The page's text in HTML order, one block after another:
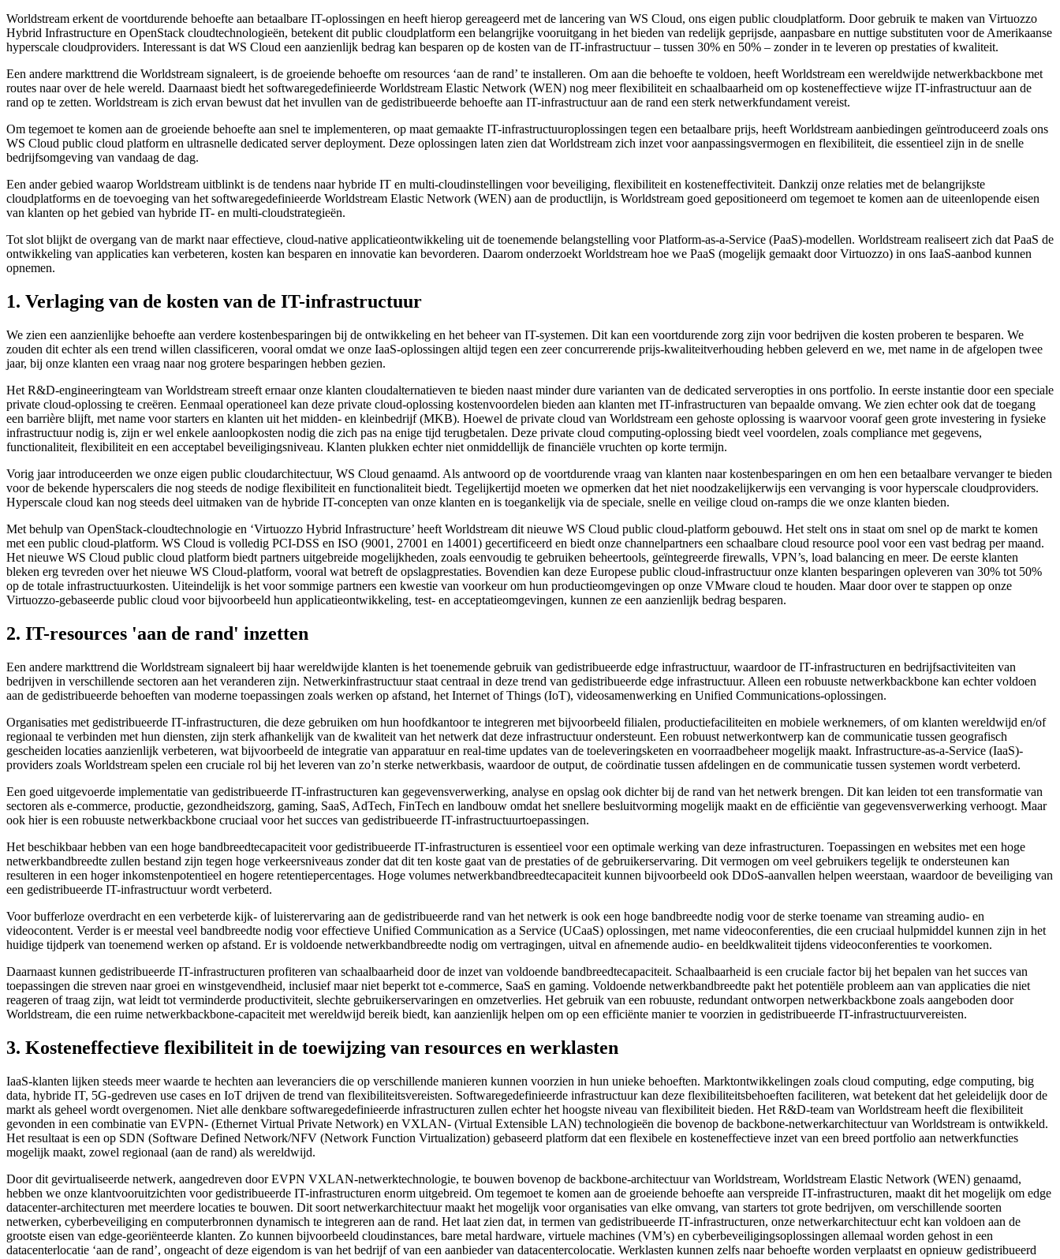
Worldstream erkent de voortdurende behoefte aan betaalbare IT-oplossingen en heeft hierop gereageerd met de lancering van WS Cloud, ons eigen public cloudplatform. Door gebruik te maken van Virtuozzo
Hybrid Infrastructure en OpenStack cloudtechnologieën, betekent dit public cloudplatform een belangrijke vooruitgang in het bieden van redelijk geprijsde, aanpasbare en nuttige substituten voor de Amerikaanse
hyperscale cloudproviders. Interessant is dat WS Cloud een aanzienlijk bedrag kan besparen op de kosten van de IT-infrastructuur – tussen 30% en 50% – zonder in te leveren op prestaties of kwaliteit.
Een andere markttrend die Worldstream signaleert, is de groeiende behoefte om resources ‘aan de rand’ te installeren. Om aan die behoefte te voldoen, heeft Worldstream een wereldwijde netwerkbackbone met
routes naar over de hele wereld. Daarnaast biedt het softwaregedefinieerde Worldstream Elastic Network (WEN) nog meer flexibiliteit en schaalbaarheid om op kosteneffectieve wijze IT-infrastructuur aan de
rand op te zetten. Worldstream is zich ervan bewust dat het invullen van de gedistribueerde behoefte aan IT-infrastructuur aan de rand een sterk netwerkfundament vereist.
Om tegemoet te komen aan de groeiende behoefte aan snel te implementeren, op maat gemaakte IT-infrastructuuroplossingen tegen een betaalbare prijs, heeft Worldstream aanbiedingen geïntroduceerd zoals ons
WS Cloud public cloud platform en ultrasnelle dedicated server deployment. Deze oplossingen laten zien dat Worldstream zich inzet voor aanpassingsvermogen en flexibiliteit, die essentieel zijn in de snelle
bedrijfsomgeving van vandaag de dag.
Een ander gebied waarop Worldstream uitblinkt is de tendens naar hybride IT en multi-cloudinstellingen voor beveiliging, flexibiliteit en kosteneffectiviteit. Dankzij onze relaties met de belangrijkste
cloudplatforms en de toevoeging van het softwaregedefinieerde Worldstream Elastic Network (WEN) aan de productlijn, is Worldstream goed gepositioneerd om tegemoet te komen aan de uiteenlopende eisen
van klanten op het gebied van hybride IT- en multi-cloudstrategieën.
Tot slot blijkt de overgang van de markt naar effectieve, cloud-native applicatieontwikkeling uit de toenemende belangstelling voor Platform-as-a-Service (PaaS)-modellen. Worldstream realiseert zich dat PaaS de
ontwikkeling van applicaties kan verbeteren, kosten kan besparen en innovatie kan bevorderen. Daarom onderzoekt Worldstream hoe we PaaS (mogelijk gemaakt door Virtuozzo) in ons IaaS-aanbod kunnen
opnemen.
1. Verlaging van de kosten van de IT-infrastructuur
We zien een aanzienlijke behoefte aan verdere kostenbesparingen bij de ontwikkeling en het beheer van IT-systemen. Dit kan een voortdurende zorg zijn voor bedrijven die kosten proberen te besparen. We
zouden dit echter als een trend willen classificeren, vooral omdat we onze IaaS-oplossingen altijd tegen een zeer concurrerende prijs-kwaliteitverhouding hebben geleverd en we, met name in de afgelopen twee
jaar, bij onze klanten een vraag naar nog grotere besparingen hebben gezien.
Het R&D-engineeringteam van Worldstream streeft ernaar onze klanten cloudalternatieven te bieden naast minder dure varianten van de dedicated serveropties in ons portfolio. In eerste instantie door een speciale
private cloud-oplossing te creëren. Eenmaal operationeel kan deze private cloud-oplossing kostenvoordelen bieden aan klanten met IT-infrastructuren van bepaalde omvang. We zien echter ook dat de toegang
een barrière blijft, met name voor starters en klanten uit het midden- en kleinbedrijf (MKB). Hoewel de private cloud van Worldstream een gehoste oplossing is waarvoor vooraf geen grote investering in fysieke
infrastructuur nodig is, zijn er wel enkele aanloopkosten nodig die zich pas na enige tijd terugbetalen. Deze private cloud computing-oplossing biedt veel voordelen, zoals compliance met gegevens,
functionaliteit, flexibiliteit en een acceptabel beveiligingsniveau. Klanten plukken echter niet onmiddellijk de financiële vruchten op korte termijn.
Vorig jaar introduceerden we onze eigen public cloudarchitectuur, WS Cloud genaamd. Als antwoord op de voortdurende vraag van klanten naar kostenbesparingen en om hen een betaalbare vervanger te bieden
voor de bekende hyperscalers die nog steeds de nodige flexibiliteit en functionaliteit biedt. Tegelijkertijd moeten we opmerken dat het niet noodzakelijkerwijs een vervanging is voor hyperscale cloudproviders.
Hyperscale cloud kan nog steeds deel uitmaken van de hybride IT-concepten van onze klanten en is toegankelijk via de speciale, snelle en veilige cloud on-ramps die we onze klanten bieden.
Met behulp van OpenStack-cloudtechnologie en ‘Virtuozzo Hybrid Infrastructure’ heeft Worldstream dit nieuwe WS Cloud public cloud-platform gebouwd. Het stelt ons in staat om snel op de markt te komen
met een public cloud-platform. WS Cloud is volledig PCI-DSS en ISO (9001, 27001 en 14001) gecertificeerd en biedt onze channelpartners een schaalbare cloud resource pool voor een vast bedrag per maand.
Het nieuwe WS Cloud public cloud platform biedt partners uitgebreide mogelijkheden, zoals eenvoudig te gebruiken beheertools, geïntegreerde firewalls, VPN’s, load balancing en meer. De eerste klanten
bleken erg tevreden over het nieuwe WS Cloud-platform, vooral wat betreft de opslagprestaties. Bovendien kan deze Europese public cloud-infrastructuur onze klanten besparingen opleveren van 30% tot 50%
op de totale infrastructuurkosten. Uiteindelijk is het voor sommige partners een kwestie van voorkeur om hun productieomgevingen op onze VMware cloud te houden. Maar door over te stappen op onze
Virtuozzo-gebaseerde public cloud voor bijvoorbeeld hun applicatieontwikkeling, test- en acceptatieomgevingen, kunnen ze een aanzienlijk bedrag besparen.
2. IT-resources 'aan de rand' inzetten
Een andere markttrend die Worldstream signaleert bij haar wereldwijde klanten is het toenemende gebruik van gedistribueerde edge infrastructuur, waardoor de IT-infrastructuren en bedrijfsactiviteiten van
bedrijven in verschillende sectoren aan het veranderen zijn. Netwerkinfrastructuur staat centraal in deze trend van gedistribueerde edge infrastructuur. Alleen een robuuste netwerkbackbone kan echter voldoen
aan de gedistribueerde behoeften van moderne toepassingen zoals werken op afstand, het Internet of Things (IoT), videosamenwerking en Unified Communications-oplossingen.
Organisaties met gedistribueerde IT-infrastructuren, die deze gebruiken om hun hoofdkantoor te integreren met bijvoorbeeld filialen, productiefaciliteiten en mobiele werknemers, of om klanten wereldwijd en/of
regionaal te verbinden met hun diensten, zijn sterk afhankelijk van de kwaliteit van het netwerk dat deze infrastructuur ondersteunt. Een robuust netwerkontwerp kan de communicatie tussen geografisch
gescheiden locaties aanzienlijk verbeteren, wat bijvoorbeeld de integratie van apparatuur en real-time updates van de toeleveringsketen en voorraadbeheer mogelijk maakt. Infrastructure-as-a-Service (IaaS)-
providers zoals Worldstream spelen een cruciale rol bij het leveren van zo’n sterke netwerkbasis, waardoor de output, de coördinatie tussen afdelingen en de communicatie tussen systemen wordt verbeterd.
Een goed uitgevoerde implementatie van gedistribueerde IT-infrastructuren kan gegevensverwerking, analyse en opslag ook dichter bij de rand van het netwerk brengen. Dit kan leiden tot een transformatie van
sectoren als e-commerce, productie, gezondheidszorg, gaming, SaaS, AdTech, FinTech en landbouw omdat het snellere besluitvorming mogelijk maakt en de efficiëntie van gegevensverwerking verhoogt. Maar
ook hier is een robuuste netwerkbackbone cruciaal voor het succes van gedistribueerde IT-infrastructuurtoepassingen.
Het beschikbaar hebben van een hoge bandbreedtecapaciteit voor gedistribueerde IT-infrastructuren is essentieel voor een optimale werking van deze infrastructuren. Toepassingen en websites met een hoge
netwerkbandbreedte zullen bestand zijn tegen hoge verkeersniveaus zonder dat dit ten koste gaat van de prestaties of de gebruikerservaring. Dit vermogen om veel gebruikers tegelijk te ondersteunen kan
resulteren in een hoger inkomstenpotentieel en hogere retentiepercentages. Hoge volumes netwerkbandbreedtecapaciteit kunnen bijvoorbeeld ook DDoS-aanvallen helpen weerstaan, waardoor de beveiliging van
een gedistribueerde IT-infrastructuur wordt verbeterd.
Voor bufferloze overdracht en een verbeterde kijk- of luisterervaring aan de gedistribueerde rand van het netwerk is ook een hoge bandbreedte nodig voor de sterke toename van streaming audio- en
videocontent. Verder is er meestal veel bandbreedte nodig voor effectieve Unified Communication as a Service (UCaaS) oplossingen, met name videoconferenties, die een cruciaal hulpmiddel kunnen zijn in het
huidige tijdperk van toenemend werken op afstand. Er is voldoende netwerkbandbreedte nodig om vertragingen, uitval en afnemende audio- en beeldkwaliteit tijdens videoconferenties te voorkomen.
Daarnaast kunnen gedistribueerde IT-infrastructuren profiteren van schaalbaarheid door de inzet van voldoende bandbreedtecapaciteit. Schaalbaarheid is een cruciale factor bij het bepalen van het succes van
toepassingen die streven naar groei en winstgevendheid, inclusief maar niet beperkt tot e-commerce, SaaS en gaming. Voldoende netwerkbandbreedte pakt het potentiële probleem aan van applicaties die niet
reageren of traag zijn, wat leidt tot verminderde productiviteit, slechte gebruikerservaringen en omzetverlies. Het gebruik van een robuuste, redundant ontworpen netwerkbackbone zoals aangeboden door
Worldstream, die een ruime netwerkbackbone-capaciteit met wereldwijd bereik biedt, kan aanzienlijk helpen om op een efficiënte manier te voorzien in gedistribueerde IT-infrastructuurvereisten.
3. Kosteneffectieve flexibiliteit in de toewijzing van resources en werklasten
IaaS-klanten lijken steeds meer waarde te hechten aan leveranciers die op verschillende manieren kunnen voorzien in hun unieke behoeften. Marktontwikkelingen zoals cloud computing, edge computing, big
data, hybride IT, 5G-gedreven use cases en IoT drijven de trend van flexibiliteitsvereisten. Softwaregedefinieerde infrastructuur kan deze flexibiliteitsbehoeften faciliteren, wat betekent dat het geleidelijk door de
markt als geheel wordt overgenomen. Niet alle denkbare softwaregedefinieerde infrastructuren zullen echter het hoogste niveau van flexibiliteit bieden. Het R&D-team van Worldstream heeft die flexibiliteit
gevonden in een combinatie van EVPN- (Ethernet Virtual Private Network) en VXLAN- (Virtual Extensible LAN) technologieën die bovenop de backbone-netwerkarchitectuur van Worldstream is ontwikkeld.
Het resultaat is een op SDN (Software Defined Network/NFV (Network Function Virtualization) gebaseerd platform dat een flexibele en kosteneffectieve inzet van een breed portfolio aan netwerkfuncties
mogelijk maakt, zowel regionaal (aan de rand) als wereldwijd.
Door dit gevirtualiseerde netwerk, aangedreven door EVPN VXLAN-netwerktechnologie, te bouwen bovenop de backbone-architectuur van Worldstream, Worldstream Elastic Network (WEN) genaamd,
hebben we onze klantvooruitzichten voor gedistribueerde IT-infrastructuren enorm uitgebreid. Om tegemoet te komen aan de groeiende behoefte aan verspreide IT-infrastructuren, maakt dit het mogelijk om edge
datacenter-architecturen met meerdere locaties te bouwen. Dit soort netwerkarchitectuur maakt het mogelijk voor organisaties van elke omvang, van starters tot grote bedrijven, om verschillende soorten
netwerken, cyberbeveiliging en computerbronnen dynamisch te integreren aan de rand. Het laat zien dat, in termen van gedistribueerde IT-infrastructuren, onze netwerkarchitectuur echt kan voldoen aan de
grootste eisen van edge-georiënteerde klanten. Zo kunnen bijvoorbeeld cloudinstances, bare metal hardware, virtuele machines (VM’s) en cyberbeveiligingsoplossingen allemaal worden gehost in een
datacenterlocatie ‘aan de rand’, ongeacht of deze eigendom is van het bedrijf of van een aanbieder van datacentercolocatie. Werklasten kunnen zelfs naar behoefte worden verplaatst en opnieuw gedistribueerd